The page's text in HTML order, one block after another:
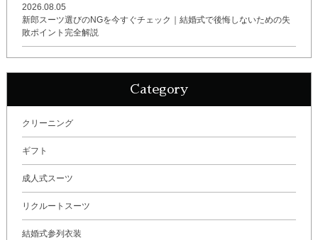
2026.08.05
新郎スーツ選びのNGを今すぐチェック｜結婚式で後悔しないための失
敗ポイント完全解説
Category
クリーニング
ギフト
成人式スーツ
リクルートスーツ
結婚式参列衣装